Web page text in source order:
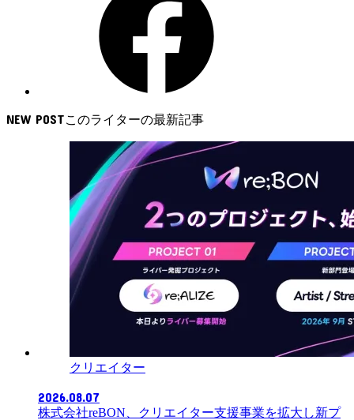
NEW POST
クリエイター
2026.08.07
株式会社reBON、クリエイター支援事業を拡大し新プ